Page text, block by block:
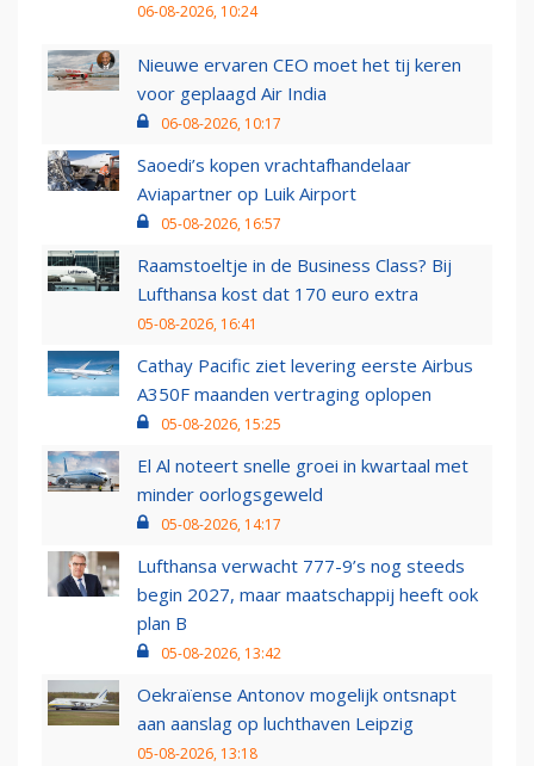
06-08-2026, 10:24
Nieuwe ervaren CEO moet het tij keren
voor geplaagd Air India
06-08-2026, 10:17
Saoedi’s kopen vrachtafhandelaar
Aviapartner op Luik Airport
05-08-2026, 16:57
Raamstoeltje in de Business Class? Bij
Lufthansa kost dat 170 euro extra
05-08-2026, 16:41
Cathay Pacific ziet levering eerste Airbus
A350F maanden vertraging oplopen
05-08-2026, 15:25
El Al noteert snelle groei in kwartaal met
minder oorlogsgeweld
05-08-2026, 14:17
Lufthansa verwacht 777-9’s nog steeds
begin 2027, maar maatschappij heeft ook
plan B
05-08-2026, 13:42
Oekraïense Antonov mogelijk ontsnapt
aan aanslag op luchthaven Leipzig
05-08-2026, 13:18